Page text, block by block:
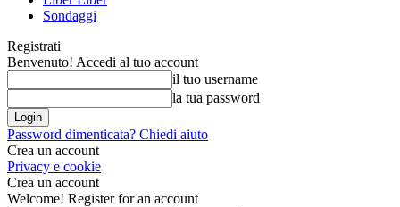
Sondaggi
Registrati
Benvenuto! Accedi al tuo account
il tuo username
la tua password
Password dimenticata? Chiedi aiuto
Crea un account
Privacy e cookie
Crea un account
Welcome! Register for an account